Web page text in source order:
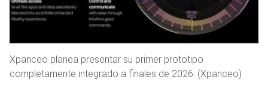
Xpanceo planea presentar su primer prototipo
completamente integrado a finales de 2026. (Xpanceo)